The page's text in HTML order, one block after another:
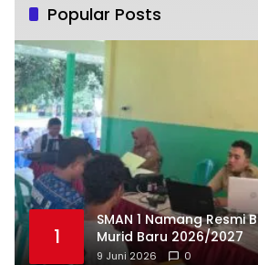
Popular Posts
1
SMAN 1 Namang Resmi
Murid Baru 2026/2027
9 Juni 2026 0